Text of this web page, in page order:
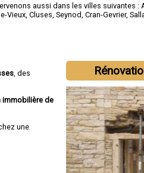
aussi dans les villes suivantes :
Vieux ,Cluses ,Seynod ,Cran-Gevrier,
, des
immobilière de
une